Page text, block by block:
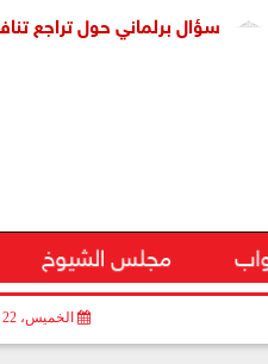
حول تراجع تنافسية قطاع
مجلس الشيوخ
الخميس، 22 أغسطس 2024